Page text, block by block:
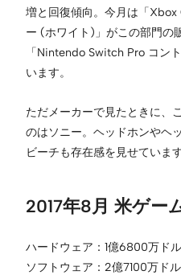
増と回復傾向。今月は「
ー (ホワイト)」がこの部門の
「Nintendo Switch Pro コン
います。
ただメーカーで見たときに、
のはソニー。ヘッドホンやヘ
ビーチも存在感を見せています
2017年8月 米ゲー
ハードウェア：1億6800万ド
ソフトウェア：2億7100万ド